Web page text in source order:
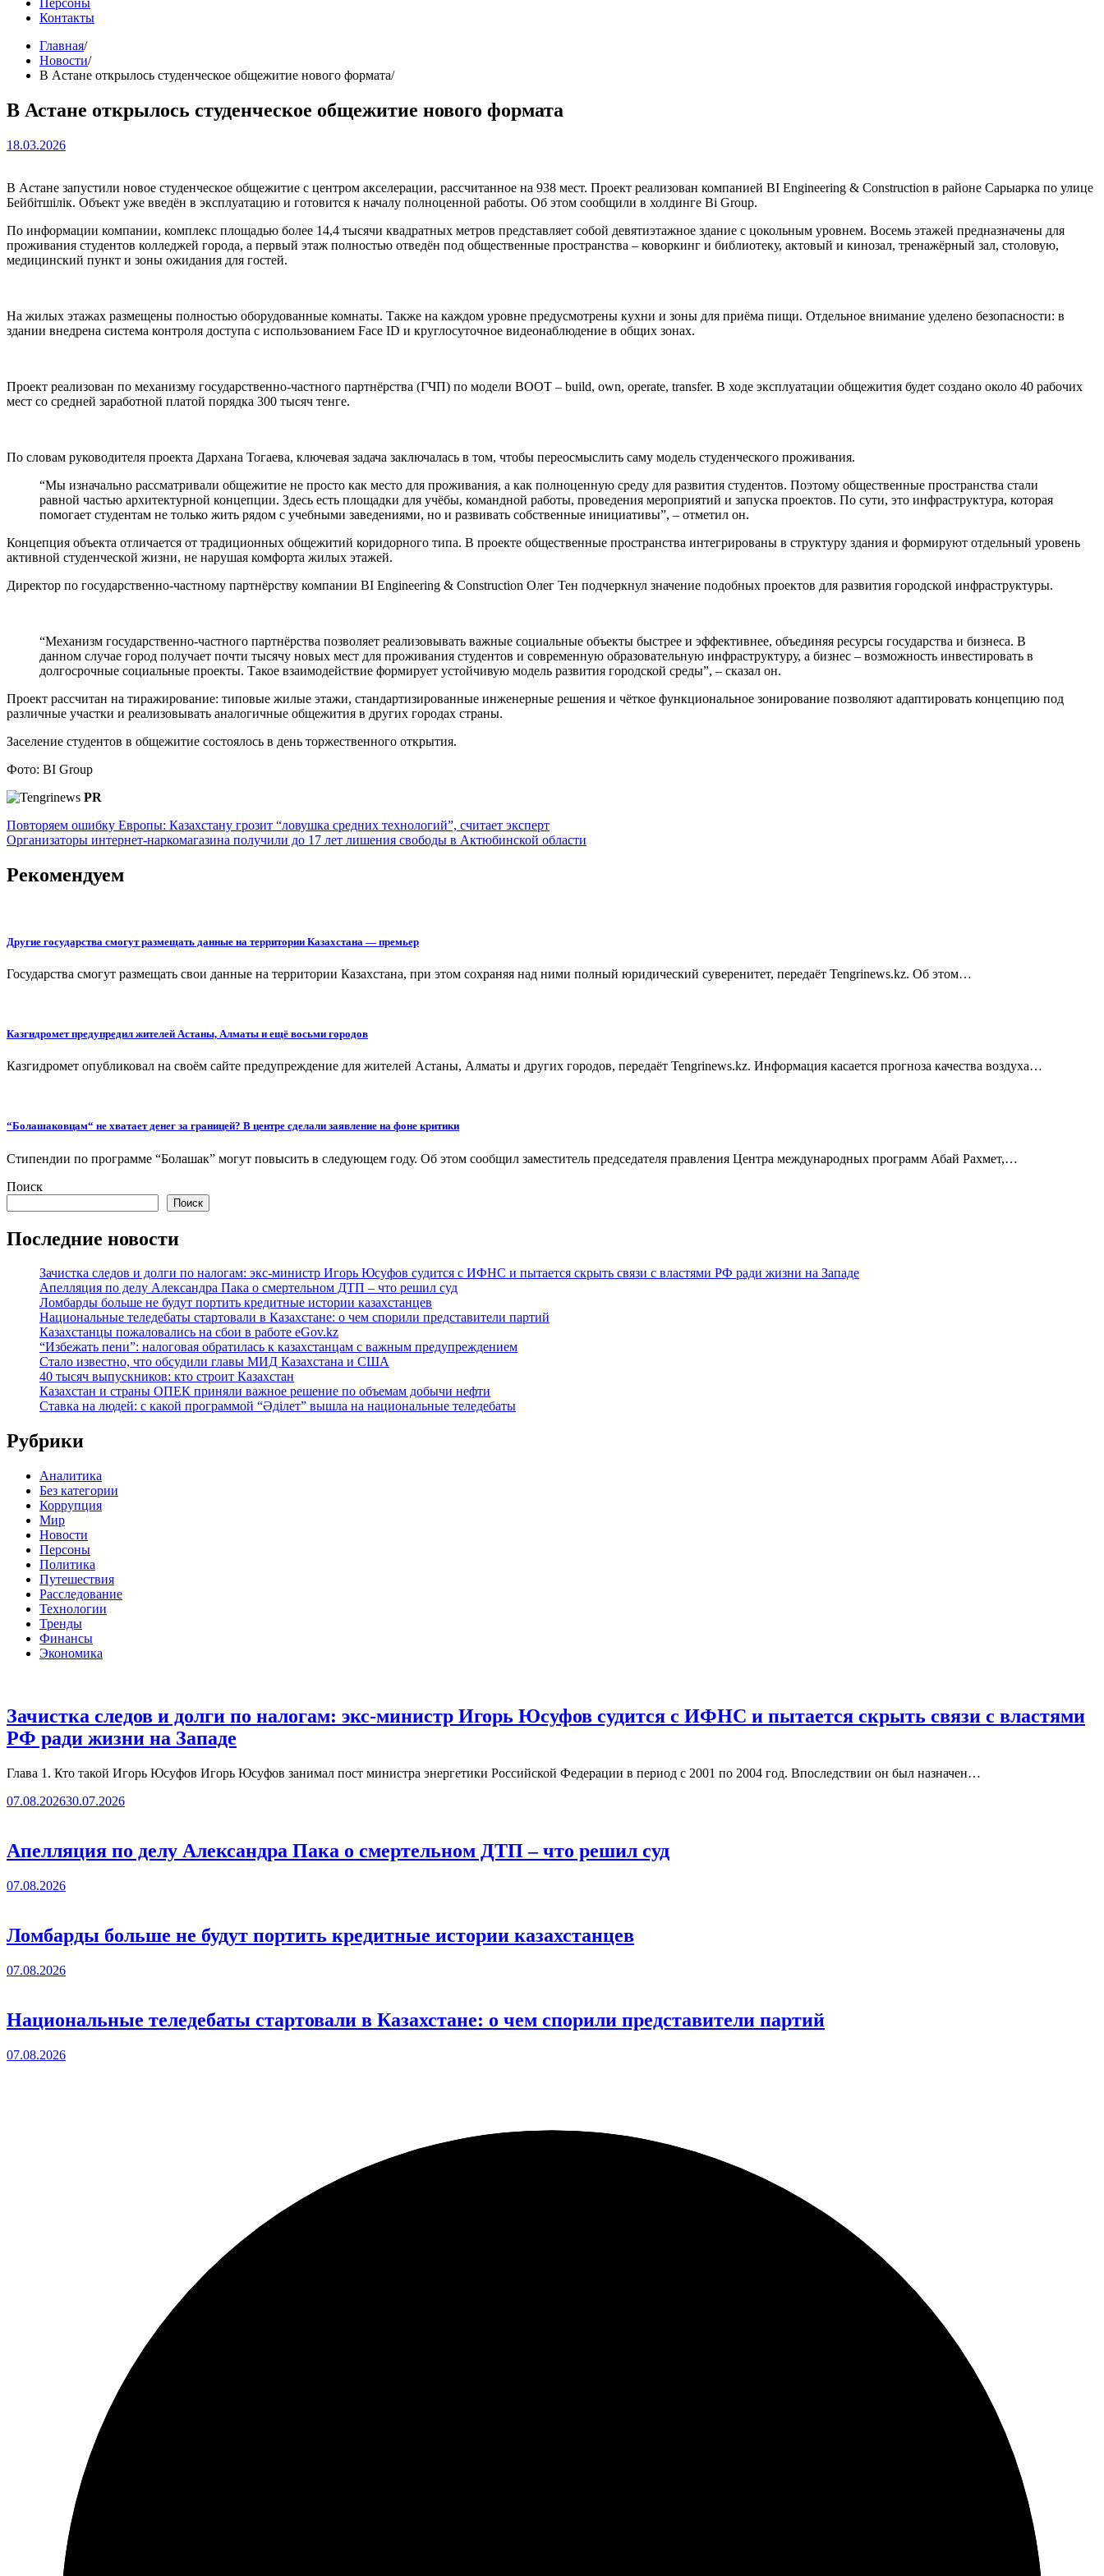
Персоны
Контакты
Главная
Новости
В Астане открылось студенческое общежитие нового формата
В Астане открылось студенческое общежитие нового формата
18.03.2026
В Астане запустили новое студенческое общежитие с центром акселерации, рассчитанное на 938 мест. Проект реализован компанией BI Engineering & Construction в районе Сарыарка по улице
Бейбітшілік. Объект уже введён в эксплуатацию и готовится к началу полноценной работы. Об этом сообщили в холдинге Bi Group.
По информации компании, комплекс площадью более 14,4 тысячи квадратных метров представляет собой девятиэтажное здание с цокольным уровнем. Восемь этажей предназначены для
проживания студентов колледжей города, а первый этаж полностью отведён под общественные пространства ‒ коворкинг и библиотеку, актовый и кинозал, тренажёрный зал, столовую,
медицинский пункт и зоны ожидания для гостей.
На жилых этажах размещены полностью оборудованные комнаты. Также на каждом уровне предусмотрены кухни и зоны для приёма пищи. Отдельное внимание уделено безопасности: в
здании внедрена система контроля доступа с использованием Face ID и круглосуточное видеонаблюдение в общих зонах.
Проект реализован по механизму государственно-частного партнёрства (ГЧП) по модели BOOT ‒ build, own, operate, transfer. В ходе эксплуатации общежития будет создано около 40 рабочих
мест со средней заработной платой порядка 300 тысяч тенге.
По словам руководителя проекта Дархана Тогаева, ключевая задача заключалась в том, чтобы переосмыслить саму модель студенческого проживания.
“Мы изначально рассматривали общежитие не просто как место для проживания, а как полноценную среду для развития студентов. Поэтому общественные пространства стали
равной частью архитектурной концепции. Здесь есть площадки для учёбы, командной работы, проведения мероприятий и запуска проектов. По сути, это инфраструктура, которая
помогает студентам не только жить рядом с учебными заведениями, но и развивать собственные инициативы”, ‒ отметил он.
Концепция объекта отличается от традиционных общежитий коридорного типа. В проекте общественные пространства интегрированы в структуру здания и формируют отдельный уровень
активной студенческой жизни, не нарушая комфорта жилых этажей.
Директор по государственно-частному партнёрству компании BI Engineering & Construction Олег Тен подчеркнул значение подобных проектов для развития городской инфраструктуры.
“Механизм государственно-частного партнёрства позволяет реализовывать важные социальные объекты быстрее и эффективнее, объединяя ресурсы государства и бизнеса. В
данном случае город получает почти тысячу новых мест для проживания студентов и современную образовательную инфраструктуру, а бизнес ‒ возможность инвестировать в
долгосрочные социальные проекты. Такое взаимодействие формирует устойчивую модель развития городской среды”, ‒ сказал он.
Проект рассчитан на тиражирование: типовые жилые этажи, стандартизированные инженерные решения и чёткое функциональное зонирование позволяют адаптировать концепцию под
различные участки и реализовывать аналогичные общежития в других городах страны.
Заселение студентов в общежитие состоялось в день торжественного открытия.
Фото: BI Group
PR
Навигация
по
записям
Повторяем ошибку Европы: Казахстану грозит “ловушка средних технологий”, считает эксперт
Организаторы интернет-наркомагазина получили до 17 лет лишения свободы в Актюбинской области
Рекомендуем
Другие государства смогут размещать данные на территории Казахстана — премьер
Государства смогут размещать свои данные на территории Казахстана, при этом сохраняя над ними полный юридический суверенитет, передаёт Tengrinews.kz. Об этом…
Казгидромет предупредил жителей Астаны, Алматы и ещё восьми городов
Казгидромет опубликовал на своём сайте предупреждение для жителей Астаны, Алматы и других городов, передаёт Tengrinews.kz. Информация касается прогноза качества воздуха…
“Болашаковцам“ не хватает денег за границей? В центре сделали заявление на фоне критики
Стипендии по программе “Болашак” могут повысить в следующем году. Об этом сообщил заместитель председателя правления Центра международных программ Абай Рахмет,…
Поиск
Поиск
Последние новости
Зачистка следов и долги по налогам: экс-министр Игорь Юсуфов судится с ИФНС и пытается скрыть связи с властями РФ ради жизни на Западе
Апелляция по делу Александра Пака о смертельном ДТП – что решил суд
Ломбарды больше не будут портить кредитные истории казахстанцев
Национальные теледебаты стартовали в Казахстане: о чем спорили представители партий
Казахстанцы пожаловались на сбои в работе eGov.kz
“Избежать пени”: налоговая обратилась к казахстанцам с важным предупреждением
Стало известно, что обсудили главы МИД Казахстана и США
40 тысяч выпускников: кто строит Казахстан
Казахстан и страны ОПЕК приняли важное решение по объемам добычи нефти
Ставка на людей: с какой программой “Әділет” вышла на национальные теледебаты
Рубрики
Аналитика
Без категории
Коррупция
Мир
Новости
Персоны
Политика
Путешествия
Расследование
Технологии
Тренды
Финансы
Экономика
Зачистка следов и долги по налогам: экс-министр Игорь Юсуфов судится с ИФНС и пытается скрыть связи с властями
РФ ради жизни на Западе
Глава 1. Кто такой Игорь Юсуфов Игорь Юсуфов занимал пост министра энергетики Российской Федерации в период с 2001 по 2004 год. Впоследствии он был назначен…
07.08.202630.07.2026
Апелляция по делу Александра Пака о смертельном ДТП – что решил суд
07.08.2026
Ломбарды больше не будут портить кредитные истории казахстанцев
07.08.2026
Национальные теледебаты стартовали в Казахстане: о чем спорили представители партий
07.08.2026